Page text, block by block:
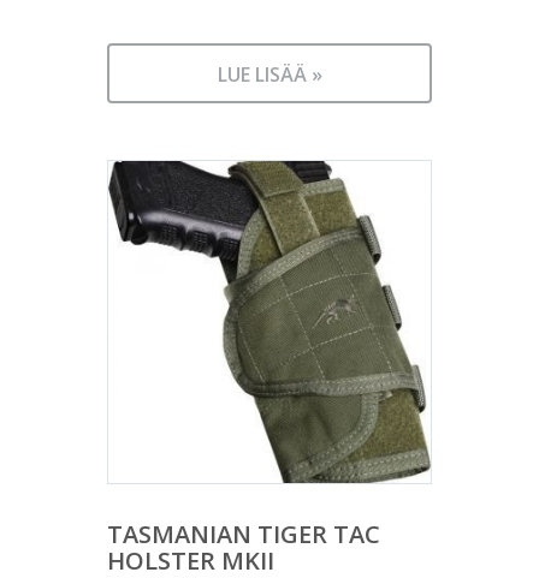
LUE LISÄÄ »
TASMANIAN TIGER TAC
HOLSTER MKII